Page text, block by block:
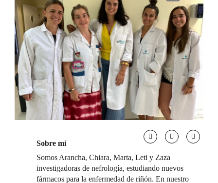
Sobre mí
Somos Arancha, Chiara, Marta, Leti y Zaza
investigadoras de nefrología, estudiando nuevos
fármacos para la enfermedad de riñón. En nuestro